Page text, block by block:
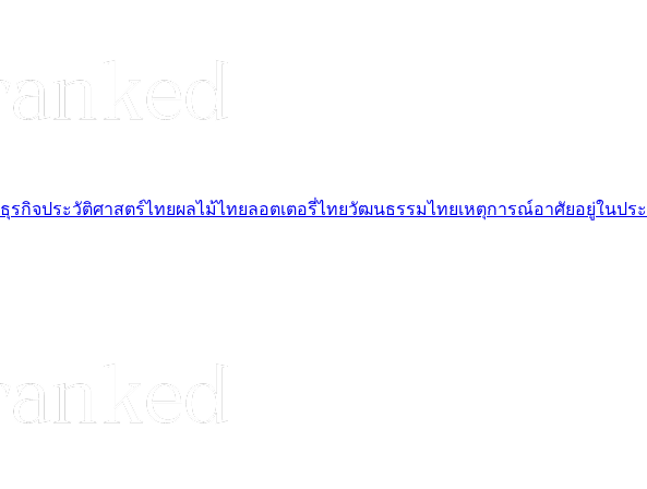
ธุรกิจประวัติศาสตร์ไทยผลไม้ไทยลอตเตอรี่ไทยวัฒนธรรมไทยเหตุการณ์อาศัยอยู่ในปร